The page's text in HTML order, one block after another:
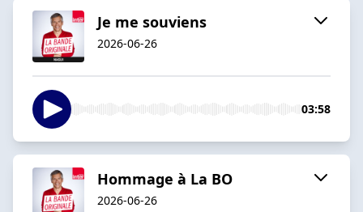
Je me souviens
2026-06-26
03:58
Hommage à La BO
2026-06-26